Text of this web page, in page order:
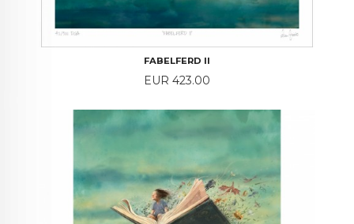
FABELFERD II
Price
EUR 423.00